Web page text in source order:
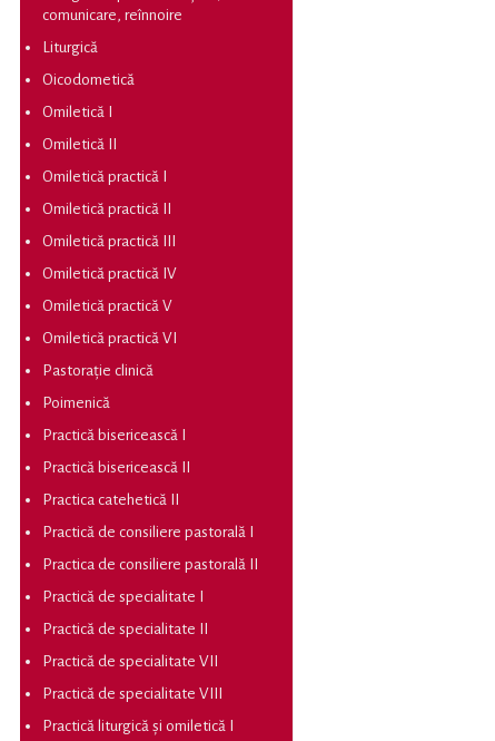
comunicare, reînnoire
Liturgică
Oicodometică
Omiletică I
Omiletică II
Omiletică practică I
Omiletică practică II
Omiletică practică III
Omiletică practică IV
Omiletică practică V
Omiletică practică VI
Pastorație clinică
Poimenică
Practică bisericească I
Practică bisericească II
Practica catehetică II
Practică de consiliere pastorală I
Practica de consiliere pastorală II
Practică de specialitate I
Practică de specialitate II
Practică de specialitate VII
Practică de specialitate VIII
Practică liturgică și omiletică I